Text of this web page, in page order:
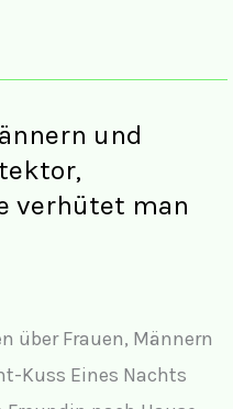
und
verhütet man
über Frauen, Männern
Kuss Eines Nachts